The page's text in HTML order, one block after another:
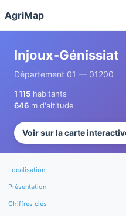
AgriMap
Injoux-Génissiat
Département 01 — 01200
1 115 habitants
646 m d'altitude
Voir sur la carte
Localisation
Présentation
Chiffres clés